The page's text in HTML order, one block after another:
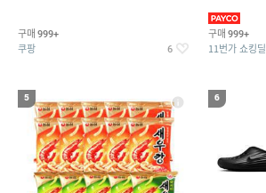
구매 999+
쿠팡 6
구매 999+
11번가 쇼킹딜
5 6